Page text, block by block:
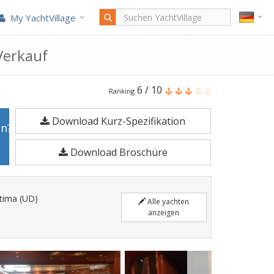
My YachtVillage
Sanlorenzo
Sanlorenzo
72
ist
22,78
Meter
Motoryacht
Jahr
gefertigt.
Ranking 6 / 10
Download Kurz-Spezifikation
Download Broschüre
(UD)
Alle yachten
anzeigen